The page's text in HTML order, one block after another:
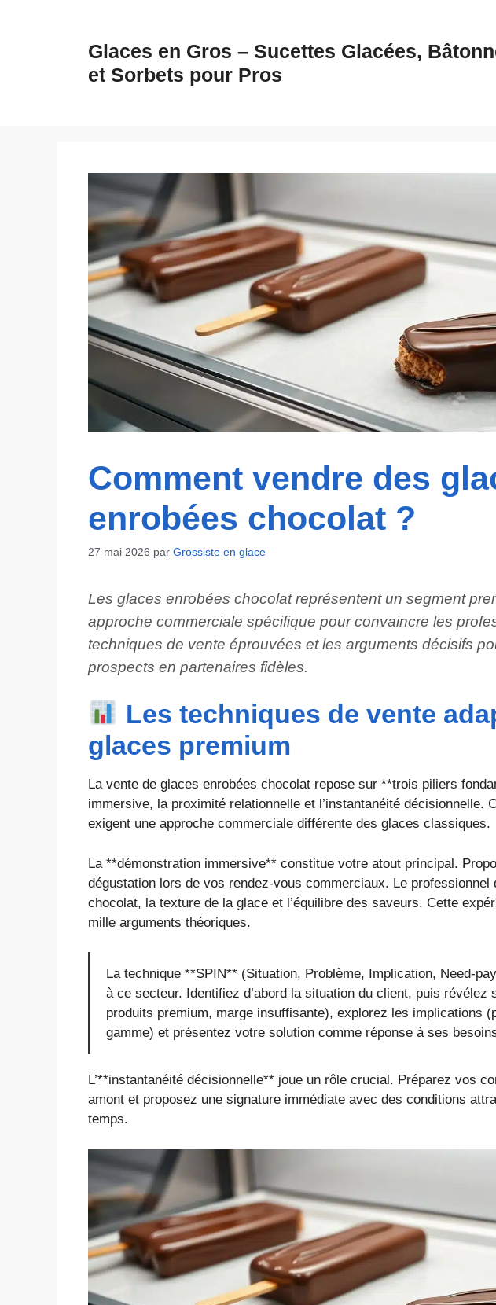
Glaces en Gros – Sucettes Glacées,
et Sorbets pour Pros
Comment vendre des
enrobées chocolat ?
27 mai 2026 par Grossiste en glace
Les glaces enrobées chocolat représentent un segment
approche commerciale spécifique pour convaincre les
techniques de vente éprouvées et les arguments décisifs
prospects en partenaires fidèles.
Les techniques de vente
glaces premium
La vente de glaces enrobées chocolat repose sur **trois piliers
immersive, la proximité relationnelle et l’instantanéité décisionnelle.
exigent une approche commerciale différente des glaces classiques.
La **démonstration immersive** constitue votre atout principal.
dégustation lors de vos rendez-vous commerciaux. Le professionnel
chocolat, la texture de la glace et l’équilibre des saveurs. Cette
mille arguments théoriques.
La technique **SPIN** (Situation, Problème, Implication, Need-
à ce secteur. Identifiez d’abord la situation du client, puis révélez
produits premium, marge insuffisante), explorez les implications
gamme) et présentez votre solution comme réponse à ses
L’**instantanéité décisionnelle** joue un rôle crucial. Préparez vos
amont et proposez une signature immédiate avec des conditions
temps.